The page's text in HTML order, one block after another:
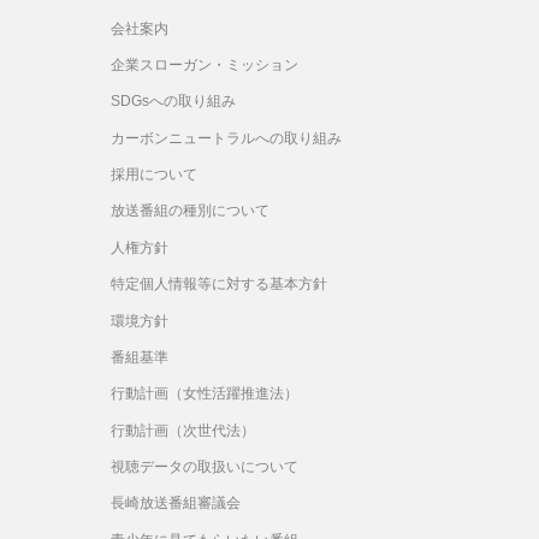
会社案内
企業スローガン・ミッション
SDGsへの取り組み
カーボンニュートラルへの取り組み
採用について
放送番組の種別について
人権方針
特定個人情報等に対する基本方針
環境方針
番組基準
行動計画（女性活躍推進法）
行動計画（次世代法）
視聴データの取扱いについて
長崎放送番組審議会